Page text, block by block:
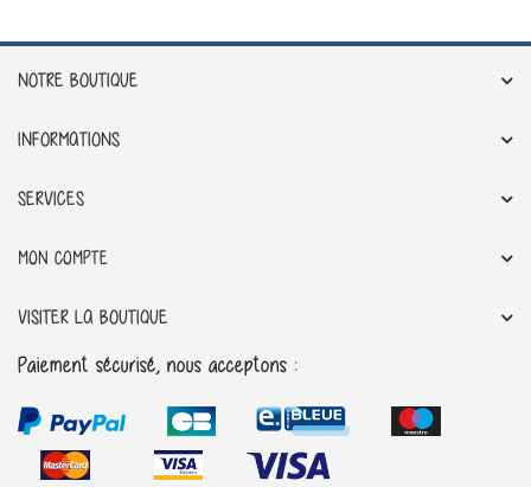
NOTRE BOUTIQUE
INFORMATIONS
SERVICES
MON COMPTE
VISITER LA BOUTIQUE
Paiement sécurisé, nous acceptons :